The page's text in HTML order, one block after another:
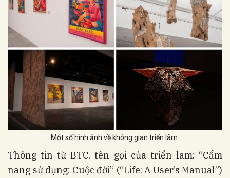
Một số hình ảnh về không gian triển lãm.
Thông tin từ BTC, tên gọi của triển lãm: “Cẩm
nang sử dụng: Cuộc đời” (“Life: A User’s Manual”)